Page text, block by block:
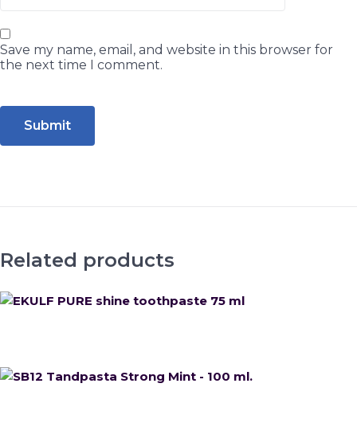
Save my name, email, and website in this browser for
the next time I comment.
Related products